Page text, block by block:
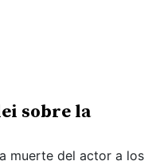
sobre la
muerte del actor a los